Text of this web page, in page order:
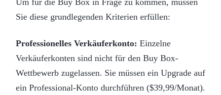
Sie diese grundlegenden Kriterien erfüllen:
Professionelles Verkäuferkonto: Einzelne
Verkäuferkonten sind nicht für den Buy Box-
Wettbewerb zugelassen. Sie müssen ein Upgrade auf
ein Professional-Konto durchführen ($39,99/Monat).